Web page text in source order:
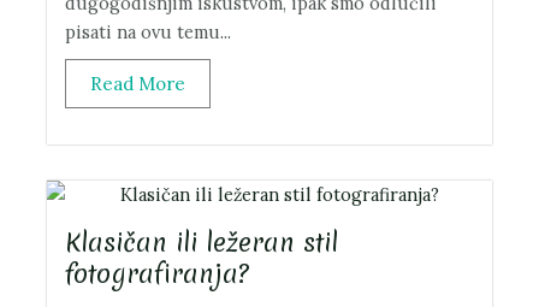
pisati na ovu temu...
Read More
Klasičan ili ležeran stil
fotografiranja?